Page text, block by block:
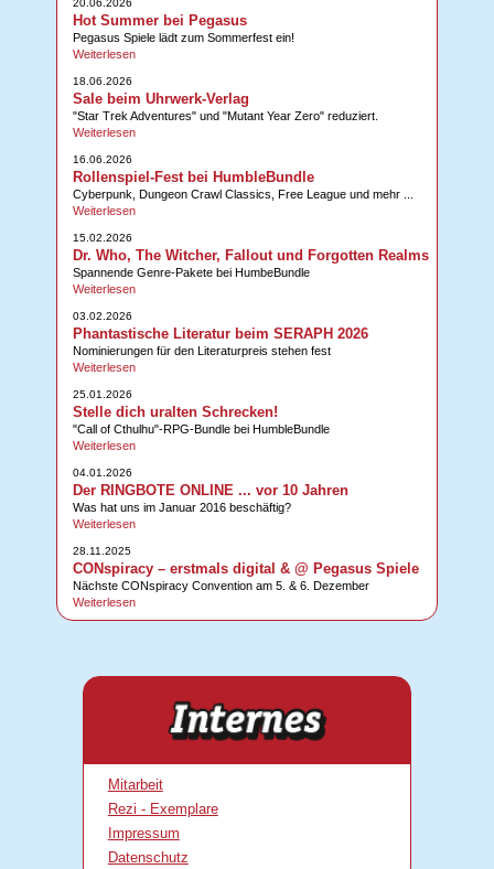
20.06.2026
Hot Summer bei Pegasus
Pegasus Spiele lädt zum Sommerfest ein!
Weiterlesen
18.06.2026
Sale beim Uhrwerk-Verlag
"Star Trek Adventures" und "Mutant Year Zero" reduziert.
Weiterlesen
16.06.2026
Rollenspiel-Fest bei HumbleBundle
Cyberpunk, Dungeon Crawl Classics, Free League und mehr ...
Weiterlesen
15.02.2026
Dr. Who, The Witcher, Fallout und Forgotten Realms
Spannende Genre-Pakete bei HumbeBundle
Weiterlesen
03.02.2026
Phantastische Literatur beim SERAPH 2026
Nominierungen für den Literaturpreis stehen fest
Weiterlesen
25.01.2026
Stelle dich uralten Schrecken!
"Call of Cthulhu"-RPG-Bundle bei HumbleBundle
Weiterlesen
04.01.2026
Der RINGBOTE ONLINE ... vor 10 Jahren
Was hat uns im Januar 2016 beschäftig?
Weiterlesen
28.11.2025
CONspiracy – erstmals digital & @ Pegasus Spiele
Nächste CONspiracy Convention am 5. & 6. Dezember
Weiterlesen
Mitarbeit
Rezi - Exemplare
Impressum
Datenschutz